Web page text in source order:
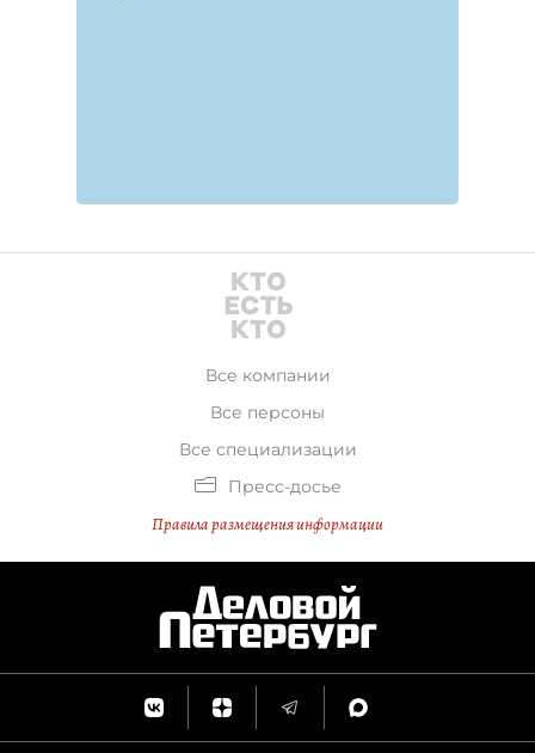
Все компании
Все персоны
Все специализации
Пресс-досье
Правила размещения информации